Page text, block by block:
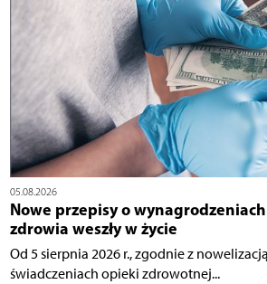
05.08.2026
Nowe przepisy o
zdrowia weszły w życie
Od 5 sierpnia 2026 r., zgodnie z
świadczeniach opieki zdrowotnej...